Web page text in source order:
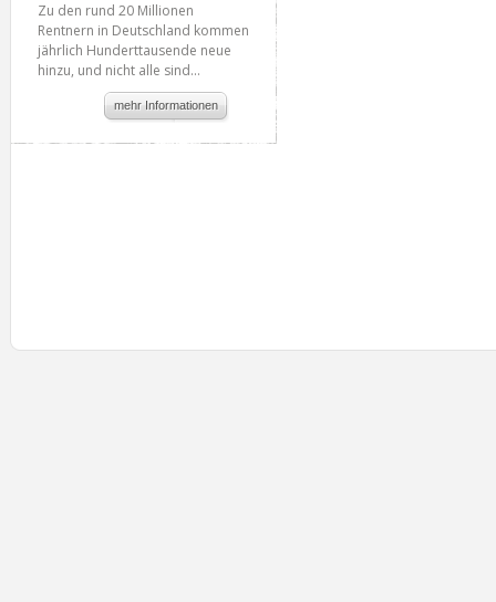
Zu den rund 20 Millionen
Rentnern in Deutschland kommen
jährlich Hunderttausende neue
hinzu, und nicht alle sind...
mehr Informationen